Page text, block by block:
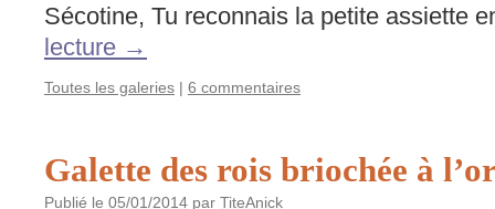
Sécotine, Tu reconnais la petite assiette
lecture →
Toutes les galeries | 6 commentaires
Galette des rois briochée à
Publié le 05/01/2014 par TiteAnick